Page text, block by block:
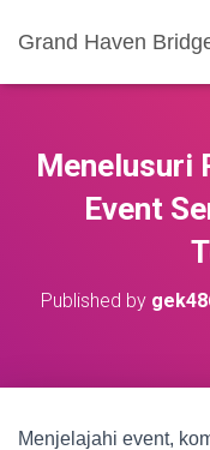
Grand Haven
Menelusuri
Event
Published by
Menjelajahi event,